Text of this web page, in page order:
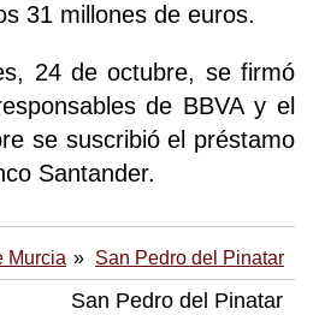
31 millones de euros.
24 de octubre, se firmó
de BBVA y el
se suscribió el préstamo
Santander.
Murcia San Pedro del Pinatar
San Pedro del Pinatar